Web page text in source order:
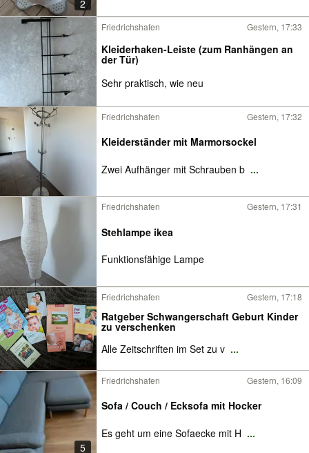
2
Friedrichshafen Gestern, 17:33
Kleiderhaken-Leiste (zum Ranhängen an
der Tür)
Sehr praktisch, wie neu
Friedrichshafen Gestern, 17:32
Kleiderständer mit Marmorsockel
Zwei Aufhänger mit Schrauben b ...
Friedrichshafen Gestern, 17:31
Stehlampe ikea
Funktionsfähige Lampe
Friedrichshafen Gestern, 17:18
Ratgeber Schwangerschaft Geburt Kinder
zu verschenken
Alle Zeitschriften im Set zu v ...
5
Friedrichshafen Gestern, 16:09
Sofa / Couch / Ecksofa mit Hocker
Es geht um eine Sofaecke mit H ...